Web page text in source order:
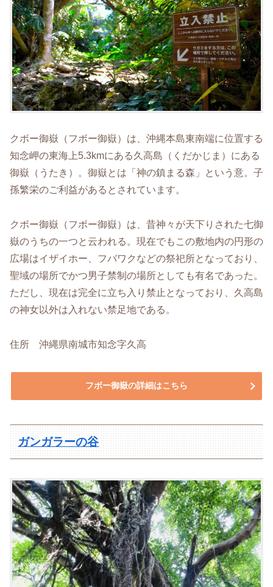
クボー御嶽（フボー御嶽）は、沖縄本島東南端に位置する
知念岬の東海上5.3kmにある久高島（くだかじま）にある
御嶽（うたき）。御嶽とは「神の鎮まる森」という意。 子
孫繁栄のご利益があるとされています。
クボー御嶽（フボー御嶽）は、昔神々が天下りされた七御
嶽のうちの一つと云われる。現在でもこの敷地内の円形の
広場はイザイホー、フバワクなどの祭祀所となっており、
聖域の場所でかつ男子禁制の場所としても有名であった。
ただし、現在は完全に立ち入り禁止となっており、久高島
の神女以外は入れない禁足地である。
住所 沖縄県南城市知念字久高
フボー御嶽の詳細はこちら
ガンガラーの谷